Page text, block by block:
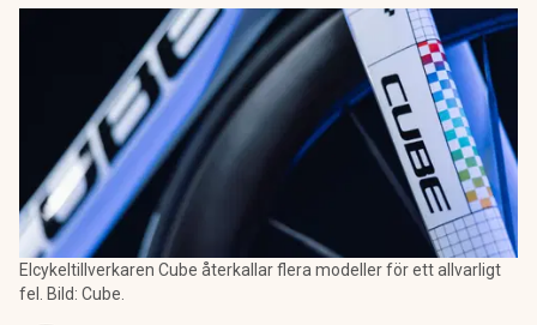
Elcykeltillverkaren Cube återkallar flera modeller för ett allvarligt
fel. Bild: Cube.